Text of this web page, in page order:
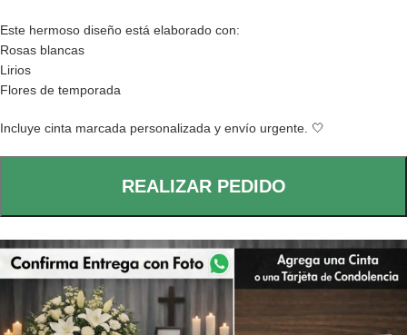
Este hermoso diseño está elaborado con:
Rosas blancas
Lirios
Flores de temporada
Incluye cinta marcada personalizada y envío urgente. 🤍
REALIZAR PEDIDO